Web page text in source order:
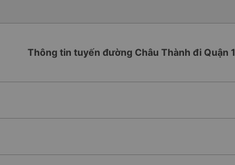
Thông tin tuyến đường Châu Thành đi Quận 1